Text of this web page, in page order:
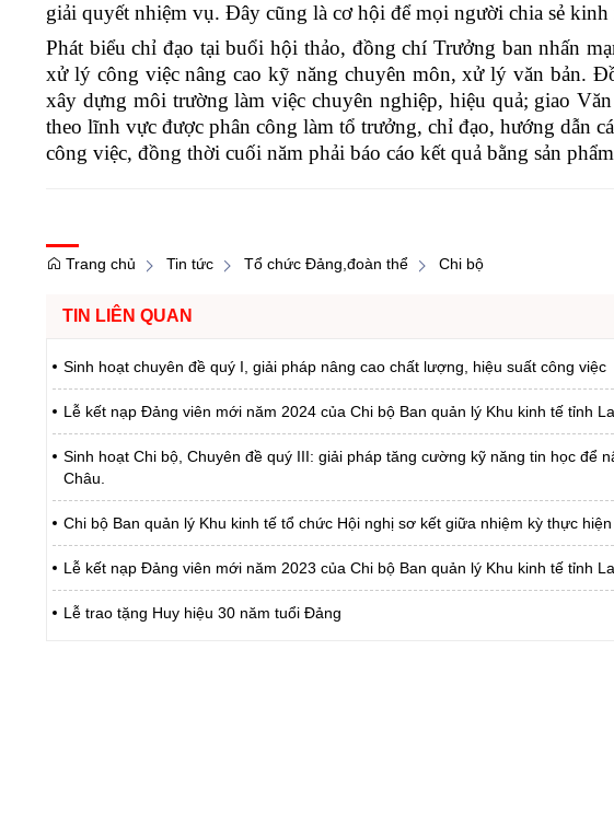
giải quyết nhiệm vụ. Đây cũng là cơ hội để mọi người chia sẻ
Phát biểu chỉ đạo tại buổi hội thảo, đồng chí Trưởng ban nhấn
xử lý công việc nâng cao kỹ năng chuyên môn, xử lý văn bản.
xây dựng môi trường làm việc chuyên nghiệp, hiệu quả; giao
theo lĩnh vực được phân công làm tổ trưởng, chỉ đạo, hướng dẫn
công việc, đồng thời cuối năm phải báo cáo kết quả bằng sản
Trang chủ Tin tức Tổ chức Đảng,đoàn thể Chi bộ
TIN LIÊN QUAN
Sinh hoạt chuyên đề quý I, giải pháp nâng cao chất lượng, hiệu suất công việc
Lễ kết nạp Đảng viên mới năm 2024 của Chi bộ Ban quản lý Khu kinh tế tỉnh
Sinh hoạt Chi bộ, Chuyên đề quý III: giải pháp tăng cường kỹ năng tin học để
Châu.
Chi bộ Ban quản lý Khu kinh tế tổ chức Hội nghị sơ kết giữa nhiệm kỳ thực
Lễ kết nạp Đảng viên mới năm 2023 của Chi bộ Ban quản lý Khu kinh tế tỉnh
Lễ trao tặng Huy hiệu 30 năm tuổi Đảng